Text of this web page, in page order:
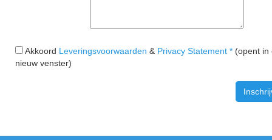
Akkoord Leveringsvoorwaarden & Privacy Statement * (opent in
nieuw venster)